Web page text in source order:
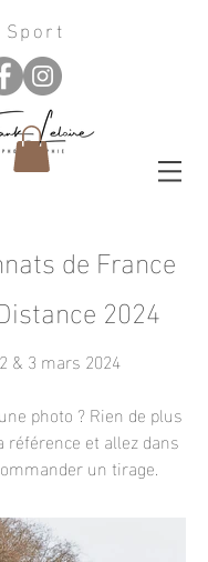
de France
2024
& 3 mars 2024
photo ? Rien de plus
référence et allez dans
un tirage.